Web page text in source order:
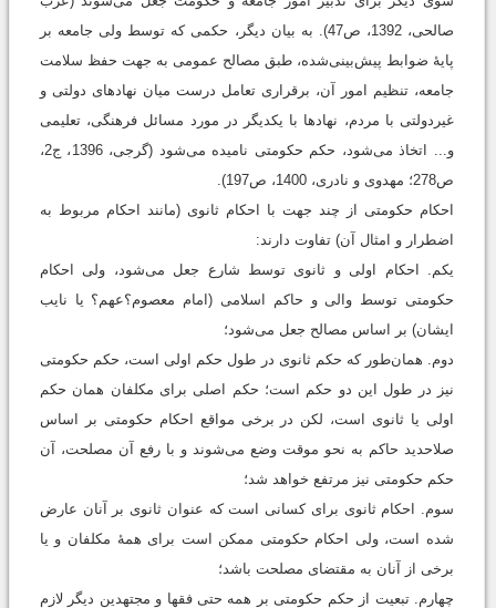
‌صالحی، 1392، ص47). به بیان دیگر، حکمی که توسط ولی جامعه بر
پایۀ ضوابط پیش‌بینی‌شده، طبق مصالح عمومی به جهت حفظ سلامت
جامعه، تنظیم امور آن، برقراری تعامل درست میان نهادهای دولتی و
غیردولتی با مردم، نهادها با یکدیگر در مورد مسائل فرهنگی، تعلیمی
و... اتخاذ می‌شود، حکم حکومتی نامیده می‌شود (گرجی، 1396، ج2،
ص278؛ مهدوی و نادری، 1400، ص197).
احکام حکومتی از چند جهت با احکام ثانوی (مانند احکام مربوط به
اضطرار و امثال آن) تفاوت دارند:
یکم. احکام اولی و ثانوی توسط شارع جعل می‌شود، ولی احکام
حکومتی توسط والی و حاکم اسلامی (امام معصوم؟عهم؟ یا نایب
ایشان) بر اساس مصالح جعل می‌شود؛
دوم. همان‌طور که حکم ثانوی در طول حکم اولی است، حکم حکومتی
نیز در طول این دو حکم است؛ حکم اصلی برای مکلفان همان حکم
اولی یا ثانوی است، لکن در برخی مواقع احکام حکومتی بر اساس
صلاحدید حاکم به نحو موقت وضع می‌شوند و با رفع آن مصلحت، آن
حکم حکومتی نیز مرتفع خواهد شد؛
سوم. احکام ثانوی برای کسانی است که عنوان ثانوی بر آنان عارض
شده است، ولی احکام حکومتی ممکن است برای همۀ مکلفان و یا
برخی از آنان به مقتضای مصلحت باشد؛
چهارم. تبعیت از حکم حکومتی بر همه حتی فقها و مجتهدین دیگر لازم